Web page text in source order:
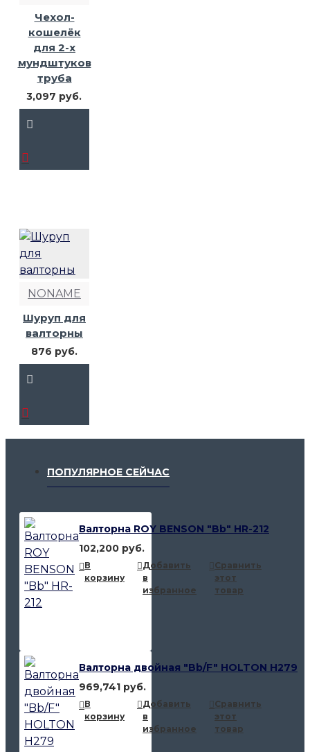
Чехол-
кошелёк
для 2-х
мундштуков
труба
3,097 руб.
NONAME
Шуруп для
валторны
876 руб.
ПОПУЛЯРНОЕ СЕЙЧАС
Валторна ROY BENSON "Bb" HR-212
102,200 руб.
В
корзину
Добавить
в
избранное
Сравнить
этот
товар
Валторна двойная "Bb/F" HOLTON H279
969,741 руб.
В
корзину
Добавить
в
избранное
Сравнить
этот
товар